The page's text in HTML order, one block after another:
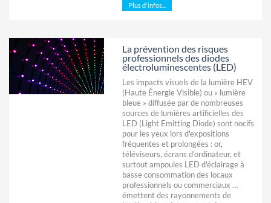
Plus d'infos...
La prévention des risques
professionnels des diodes
électroluminescentes (LED)
Les impacts visuels de la lumière HEV
(Haute Énergie Visible) ou « lumière
bleue » diffusée par de nombreuses
sources de lumières artificielles des
LED (Light Emitting Diode) sont nocifs
pour les yeux lors d'expositions
fréquentes et prolongées : or,
téléviseurs, écrans d'ordinateur, et
surtout ampoules LED d'éclairage à
basse consommation des locaux
professionnels ou commerciaux …
émettent des rayonnements de